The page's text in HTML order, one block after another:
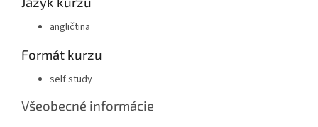
angličtina
Formát kurzu
self study
Všeobecné informácie